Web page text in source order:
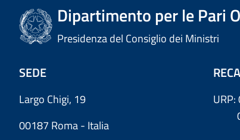
Dipartimento per le Pari
Presidenza del Consiglio dei Ministri
SEDE
Largo Chigi, 19
00187 Roma - Italia
06